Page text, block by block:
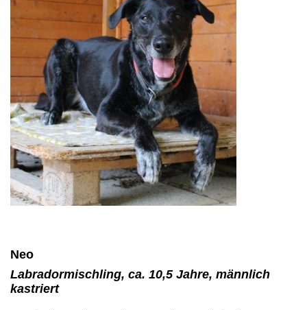
Neo
Labradormischling, ca. 10,5 Jahre, männlich
kastriert